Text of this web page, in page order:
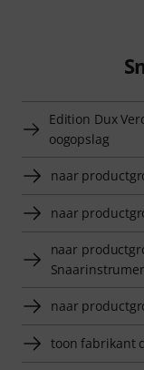
Edition Dux
oogopslag
naar
naar
naar
naar
toon fabrikant